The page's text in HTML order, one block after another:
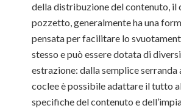
della distribuzione del contenuto, il
pozzetto, generalmente ha una
pensata per facilitare lo
stesso e può essere dotata di
estrazione: dalla semplice
coclee è possibile adattare il tutto
specifiche del contenuto e